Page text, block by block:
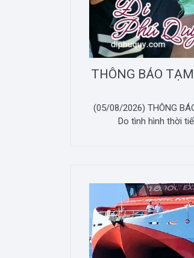
THÔNG BÁO
(05/08/2026) THÔNG
Do tình hình thời